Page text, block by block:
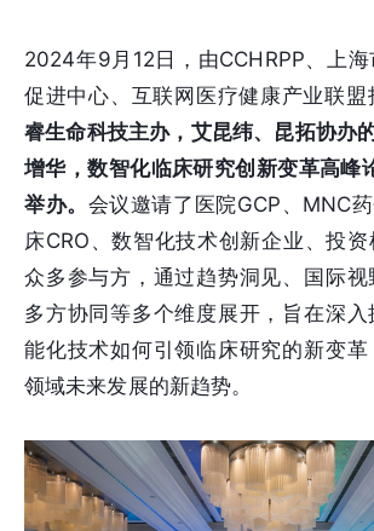
2024年9月12日，由CCHRPP、上
促进中心、互联网医疗健康产业联盟
睿生命科技主办，艾昆纬、昆拓协办
增华，数智化临床研究创新变革高峰
举办。 会议邀请了医院GCP、MNC
床CRO、数智化技术创新企业、投
众多参与方，通过趋势洞见、国际
多方协同等多个维度展开，旨在深
能化技术如何引领临床研究的新变
领域未来发展的新趋势。